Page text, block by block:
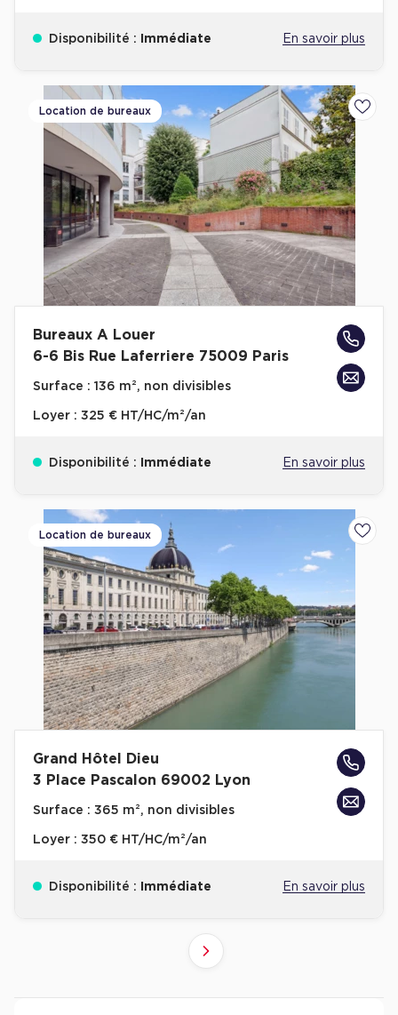
Disponibilité : Immédiate En savoir plus
Location de bureaux
Bureaux A Louer
6-6 Bis Rue Laferriere 75009 Paris
Surface : 136 m², non divisibles
Loyer : 325 € HT/HC/m²/an
Disponibilité : Immédiate En savoir plus
Location de bureaux
Grand Hôtel Dieu
3 Place Pascalon 69002 Lyon
Surface : 365 m², non divisibles
Loyer : 350 € HT/HC/m²/an
Disponibilité : Immédiate En savoir plus
Suivant
Revenir à l'accueil -